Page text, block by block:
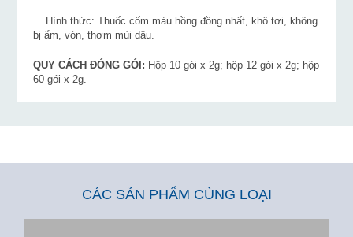
Hình thức: Thuốc cốm màu hồng đồng nhất, khô tơi, không
bị ẩm, vón, thơm mùi dâu.
QUY CÁCH ĐÓNG GÓI: Hộp 10 gói x 2g; hộp 12 gói x 2g; hộp
60 gói x 2g.
CÁC SẢN PHẨM CÙNG LOẠI